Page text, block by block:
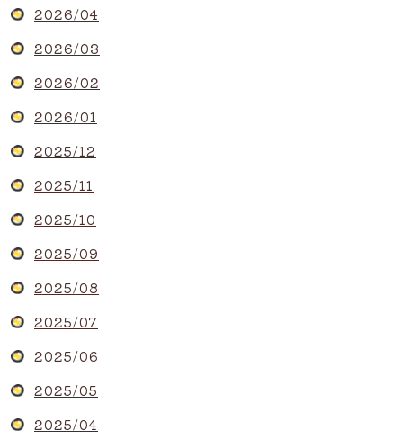
2026/04
2026/03
2026/02
2026/01
2025/12
2025/11
2025/10
2025/09
2025/08
2025/07
2025/06
2025/05
2025/04